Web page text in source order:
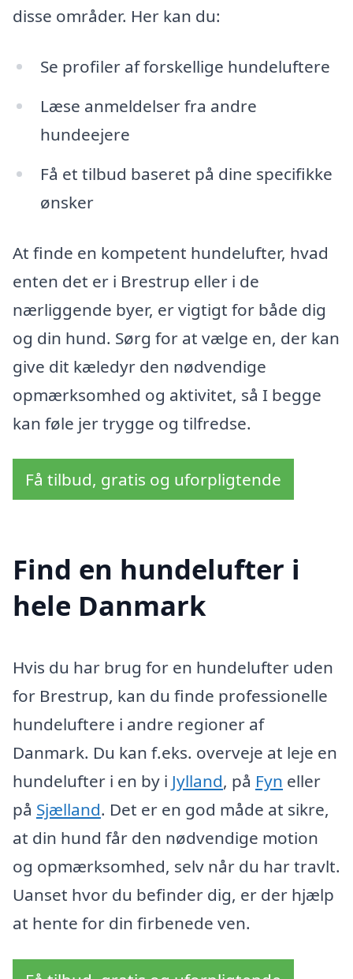
disse områder. Her kan du:
Se profiler af forskellige hundeluftere
Læse anmeldelser fra andre
hundeejere
Få et tilbud baseret på dine specifikke
ønsker
At finde en kompetent hundelufter, hvad
enten det er i Brestrup eller i de
nærliggende byer, er vigtigt for både dig
og din hund. Sørg for at vælge en, der kan
give dit kæledyr den nødvendige
opmærksomhed og aktivitet, så I begge
kan føle jer trygge og tilfredse.
Få tilbud, gratis og uforpligtende
Find en hundelufter i
hele Danmark
Hvis du har brug for en hundelufter uden
for Brestrup, kan du finde professionelle
hundeluftere i andre regioner af
Danmark. Du kan f.eks. overveje at leje en
hundelufter i en by i Jylland, på Fyn eller
på Sjælland. Det er en god måde at sikre,
at din hund får den nødvendige motion
og opmærksomhed, selv når du har travlt.
Uanset hvor du befinder dig, er der hjælp
at hente for din firbenede ven.